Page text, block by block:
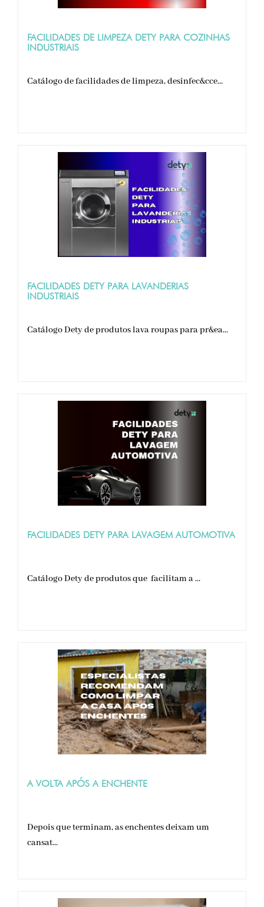
FACILIDADES DE LIMPEZA DETY PARA COZINHAS
INDUSTRIAIS
Catálogo de facilidades de limpeza, desinfec&cce...
FACILIDADES DETY PARA LAVANDERIAS
INDUSTRIAIS
Catálogo Dety de produtos lava roupas para pr&ea...
FACILIDADES DETY PARA LAVAGEM AUTOMOTIVA
Catálogo Dety de produtos que facilitam a ...
A VOLTA APÓS A ENCHENTE
Depois que terminam, as enchentes deixam um
cansat...